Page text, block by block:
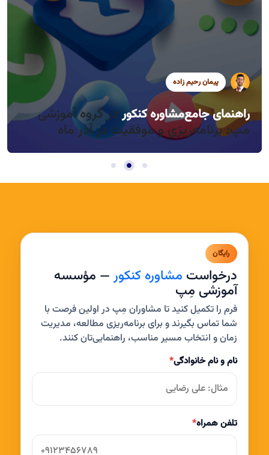
سید محمد موسوی
مدیریت خواب و بی‌حوصلگی در این فصل
پیمان رحیم زاده
راهنمای جامعمشاوره کنکوردر گروه آموزشی
مپ: برنامه‌ریزی و موفقیت در آذر ماه
سید محمد موسوی
راندمان بالا در روزهای کوتاه آذر، چطور؟
رایگان
درخواست مشاوره کنکور— مؤسسه
آموزشی مِپ
فرم را تکمیل کنید تا مشاوران مِپ در اولین فرصت با
شما تماس بگیرند و برای برنامه‌ریزی مطالعه، مدیریت
زمان و انتخاب مسیر مناسب، راهنمایی‌تان کنند.
نام و نام خانوادگی*
تلفن همراه*